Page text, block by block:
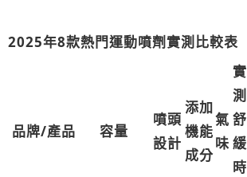
2025年8款熱門運動噴劑實測比較表
品牌/產品 容量
噴頭
設計
添加
機能
成分
氣
味
實
測
舒
緩
時